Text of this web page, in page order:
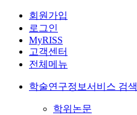
회원가입
로그인
MyRISS
고객센터
전체메뉴
학술연구정보서비스 검색
학위논문